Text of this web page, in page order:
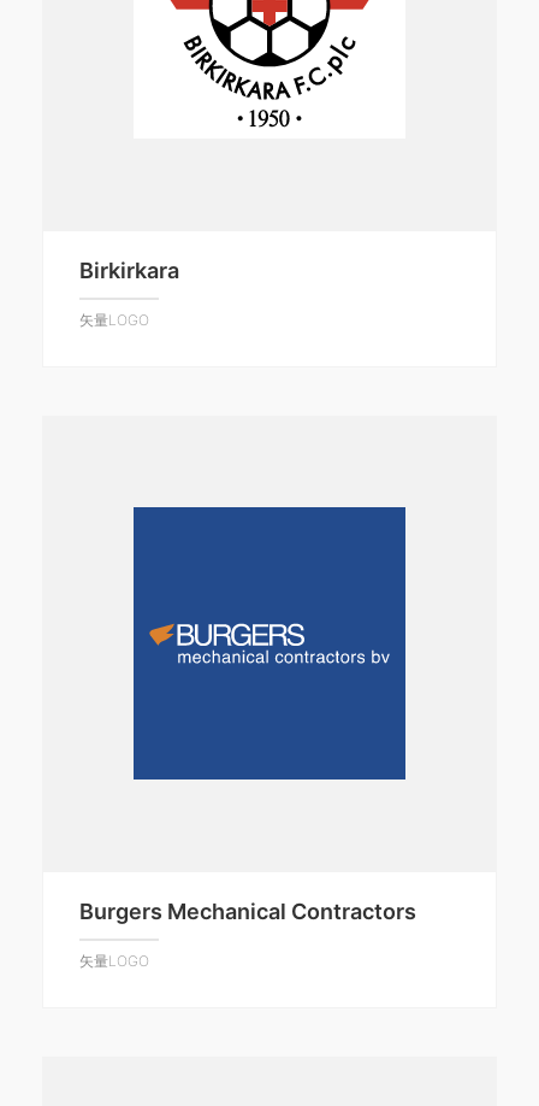
Birkirkara
矢量LOGO
Burgers Mechanical Contractors
矢量LOGO